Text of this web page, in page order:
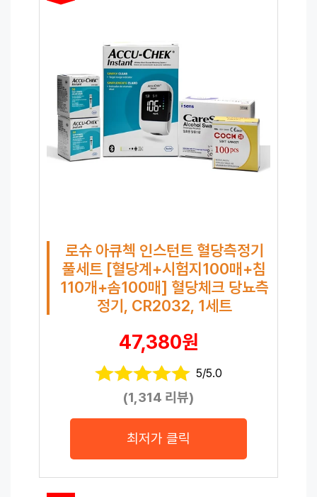
로슈 아큐첵 인스턴트 혈당측정기
풀세트 [혈당계+시험지100매+침
110개+솜100매] 혈당체크 당뇨측
정기, CR2032, 1세트
47,380원
5/5.0
(1,314 리뷰)
최저가 클릭